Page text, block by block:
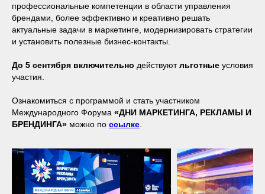
профессиональные компетенции в области управления
брендами, более эффективно и креативно решать
актуальные задачи в маркетинге, модернизировать стратегии
и установить полезные бизнес-контакты.
До 5 сентября включительно действуютльготные условия
участия.
Ознакомиться с программой и стать участником
Международного Форума «ДНИ МАРКЕТИНГА, РЕКЛАМЫ И
БРЕНДИНГА» можно по ссылке